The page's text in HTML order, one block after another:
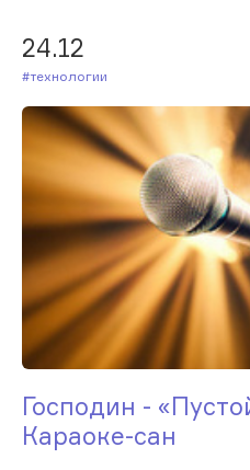
24.12
#Технологии
Господин -
Караоке-сан